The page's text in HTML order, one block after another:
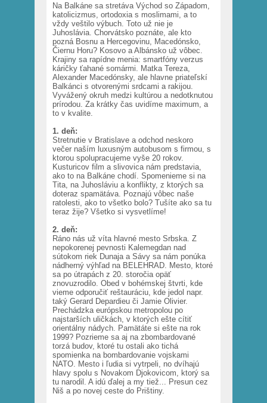
Na Balkáne sa stretáva Východ so Západom,
katolicizmus, ortodoxia s moslimami, a to
vždy veštilo výbuch. Toto už nie je
Juhoslávia. Chorvátsko poznáte, ale kto
pozná Bosnu a Hercegovinu, Macedónsko,
Čiernu Horu? Kosovo a Albánsko už vôbec.
Krajiny sa rapídne menia: smartfóny verzus
káričky ťahané somármi. Matka Tereza,
Alexander Macedónsky, ale hlavne priateľskí
Balkánci s otvorenými srdcami a rakijou.
Vyvážený okruh medzi kultúrou a nedotknutou
prírodou. Za krátky čas uvidíme maximum, a
to v kvalite.
1. deň:
Stretnutie v Bratislave a odchod neskoro
večer naším luxusným autobusom s firmou, s
ktorou spolupracujeme vyše 20 rokov.
Kusturicov film a slivovica nám predstavia,
ako to na Balkáne chodí. Spomenieme si na
Tita, na Juhosláviu a konflikty, z ktorých sa
doteraz spamätáva. Poznajú vôbec naše
ratolesti, ako to všetko bolo? Tušíte ako sa tu
teraz žije? Všetko si vysvetlíme!
2. deň:
Ráno nás už víta hlavné mesto Srbska. Z
nepokorenej pevnosti Kalemegdan nad
sútokom riek Dunaja a Sávy sa nám ponúka
nádherný výhľad na BELEHRAD. Mesto, ktoré
sa po útrapách z 20. storočia opäť
znovuzrodilo. Obed v bohémskej štvrti, kde
vieme odporučiť reštauráciu, kde jedol napr.
taký Gerard Depardieu či Jamie Olivier.
Prechádzka európskou metropolou po
najstarších uličkách, v ktorých ešte cítiť
orientálny nádych. Pamätáte si ešte na rok
1999? Pozrieme sa aj na zbombardované
torzá budov, ktoré tu ostali ako tichá
spomienka na bombardovanie vojskami
NATO. Mesto i ľudia si vytrpeli, no dvíhajú
hlavy spolu s Novakom Djokovicom, ktorý sa
tu narodil. A idú ďalej a my tiež... Presun cez
Niš a po novej ceste do Prištiny.